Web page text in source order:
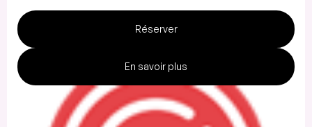
Réserver
En savoir plus